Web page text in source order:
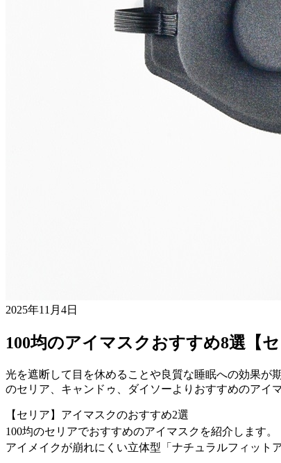
2025年11月4日
100均のアイマスクおすすめ8選【
光を遮断して目を休めることや良質な睡眠への効果が
のセリア、キャンドゥ、ダイソーよりおすすめのアイ
【セリア】アイマスクのおすすめ2選
100均のセリアでおすすめのアイマスクを紹介します。
アイメイクが崩れにくい立体型「ナチュラルフィット